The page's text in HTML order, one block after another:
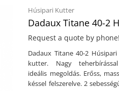
finomra való aprítását,
lekerekítettek, így nincsen olyan
masszív, strapabíró
felületKapacitás: 40
fordulat/percKés
forgatómotor teljesítménye:
395 kgVálasztható
Húsipari Kutter
Dadaux Titane 40-2
Request a quote by phone!
Dadaux Titane 40-2
kutter. Nagy
ideális megoldás. Erőss,
késsel felszerelve. 2